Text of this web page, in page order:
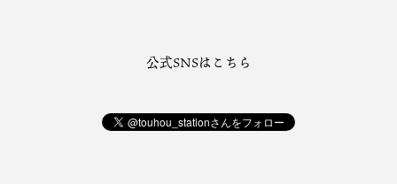
公式SNSはこちら